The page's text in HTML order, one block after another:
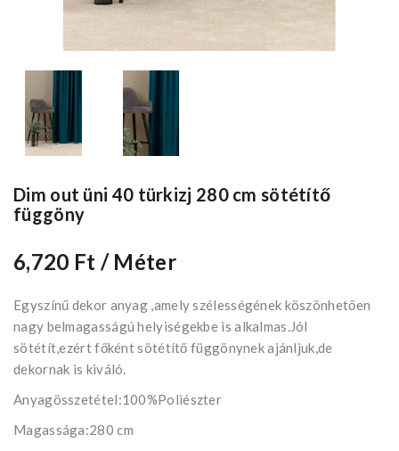
Dim out üni 40 türkizj 280 cm sötétítő
függöny
6,720 Ft / Méter
Egyszínű dekor anyag ,amely szélességének köszönhetően
nagy belmagasságú helyiségekbe is alkalmas.Jól
sötétít,ezért főként sötétítő függönynek ajánljuk,de
dekornak is kiváló.
Anyagösszetétel:100%Poliészter
Magassága:280 cm